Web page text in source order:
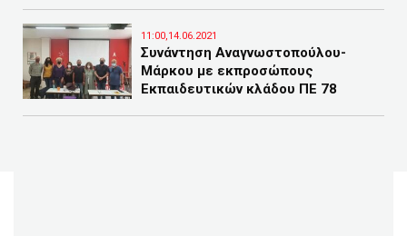
11:00,14.06.2021
Συνάντηση Αναγνωστοπούλου-
Μάρκου με εκπροσώπους
Εκπαιδευτικών κλάδου ΠΕ 78